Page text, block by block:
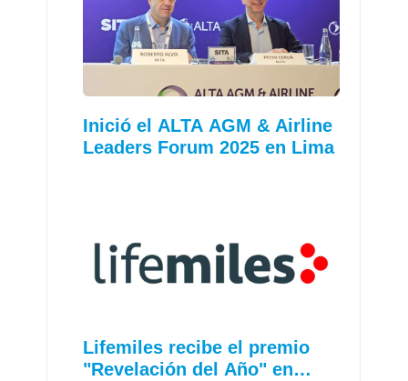
Inició el ALTA AGM & Airline
Leaders Forum 2025 en Lima
Lifemiles recibe el premio
"Revelación del Año" en…